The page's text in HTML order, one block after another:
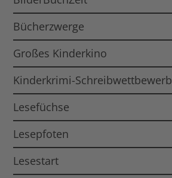
Bücherzwerge
Großes Kinderkino
Kinderkrimi-Schreibwettbewerb
Lesefüchse
Lesepfoten
Lesestart